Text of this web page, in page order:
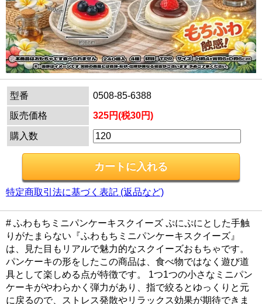
型番
0508-85-6388
販売価格
325円(税30円)
購入数
特定商取引法に基づく表記 (返品など)
# ふわもちミニパンケーキスクイーズ ぷにぷにとした手触
りがたまらない『ふわもちミニパンケーキスクイーズ』
は、見た目もリアルで魅力的なスクイーズおもちゃです。
パンケーキの形をしたこの商品は、食べ物ではなく遊び道
具として楽しめる点が特徴です。 1つ1つの小さなミニパン
ケーキがやわらかく弾力があり、指で絞るとゆっくりと元
に戻るので、ストレス発散やリラックス効果が期待できま